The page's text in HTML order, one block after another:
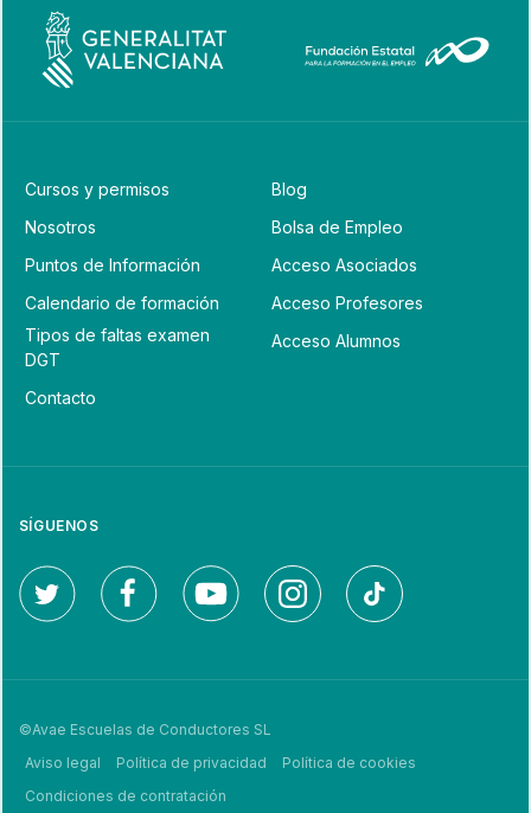
Cursos y permisos
Nosotros
Puntos de Información
Calendario de formación
Tipos de faltas examen
DGT
Contacto
Blog
Bolsa de Empleo
Acceso Asociados
Acceso Profesores
Acceso Alumnos
SÍGUENOS
©Avae Escuelas de Conductores SL
Aviso legal
Política de privacidad
Política de cookies
Condiciones de contratación